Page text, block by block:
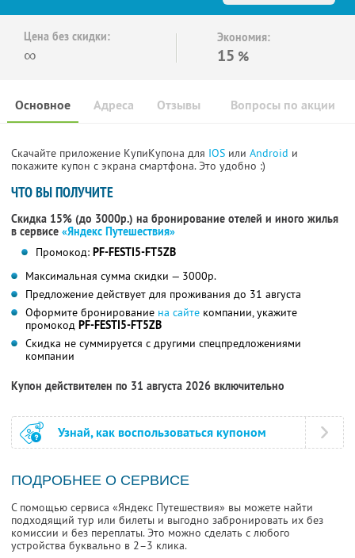
Цена без скидки:
∞
Экономия:
15 %
Основное Отзывы Вопросы по акции
Адреса
Скачайте приложение КупиКупона для IOS или Android и
покажите купон с экрана смартфона. Это удобно :)
ЧТО ВЫ ПОЛУЧИТЕ
Скидка 15% (до 3000р.) на бронирование отелей и иного жилья
в сервисе «Яндекс Путешествия»
Промокод: PF-FESTI5-FT5ZB
Максимальная сумма скидки — 3000р.
Предложение действует для проживания до 31 августа
Оформите бронирование на сайте компании, укажите
промокод PF-FESTI5-FT5ZB
Скидка не суммируется с другими спецпредложениями
компании
Купон действителен по 31 августа 2026 включительно
Узнай, как воспользоваться купоном
ПОДРОБНЕЕ О СЕРВИСЕ
С помощью сервиса «Яндекс Путешествия» вы можете найти
подходящий тур или билеты и выгодно забронировать их без
комиссии и без переплаты. Это можно сделать с любого
устройства буквально в 2–3 клика.